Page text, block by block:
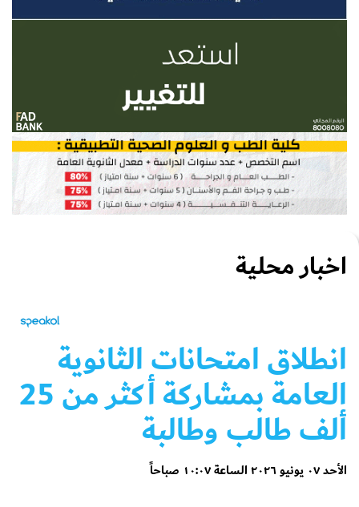
اخبار محلية
انطلاق امتحانات الثانوية
العامة بمشاركة أكثر من 25
ألف طالب وطالبة
الأحد ٠٧ يونيو ٢٠٢٦ الساعة ١٠:٠٧ صباحاً